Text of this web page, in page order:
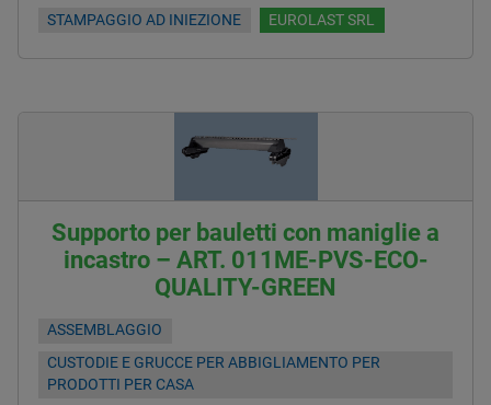
STAMPAGGIO AD INIEZIONE
EUROLAST SRL
Supporto per bauletti con maniglie a
incastro – ART. 011ME-PVS-ECO-
QUALITY-GREEN
ASSEMBLAGGIO
CUSTODIE E GRUCCE PER ABBIGLIAMENTO PER
PRODOTTI PER CASA